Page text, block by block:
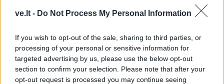
ve.lt - Do Not Process My Personal Information
If you wish to opt-out of the sale, sharing to third parties, or
processing of your personal or sensitive information for
targeted advertising by us, please use the below opt-out
section to confirm your selection. Please note that after your
opt-out request is processed you may continue seeing
TAIP PAT SKAITYKITE